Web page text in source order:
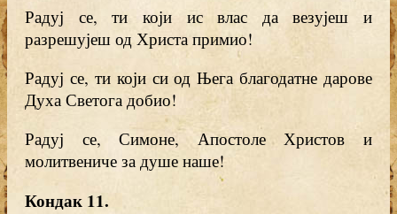
Радуј се, ти који ис влас да везујеш и
разрешујеш од Христа примио!
Радуј се, ти који си од Њега благодатне дарове
Духа Светога добио!
Радуј се, Симоне, Апостоле Христов и
молитвениче за душе наше!
Кондак 11.